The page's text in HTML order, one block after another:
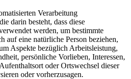
Verarbeitung
darin besteht, dass diese
werden, um bestimmte
auf eine natürliche Person beziehen,
Aspekte bezüglich Arbeitsleistung,
persönliche Vorlieben, Interessen,
oder Ortswechsel dieser
oder vorherzusagen.